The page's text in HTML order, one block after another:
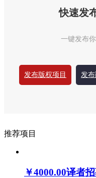
快速发
一键发布
发布版权项目 发布
推荐项目
￥4000.00译者